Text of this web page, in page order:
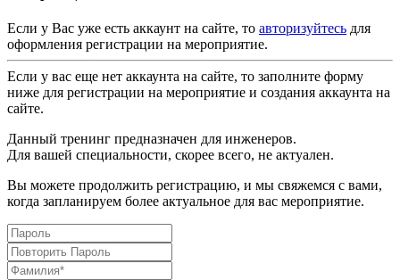
Если у Вас уже есть аккаунт на сайте, то авторизуйтесь для
оформления регистрации на мероприятие.
Если у вас еще нет аккаунта на сайте, то заполните форму
ниже для регистрации на мероприятие и создания аккаунта на
сайте.
Данный тренинг предназначен для инженеров.
Для вашей специальности, скорее всего, не актуален.
Вы можете продолжить регистрацию, и мы свяжемся с вами,
когда запланируем более актуальное для вас мероприятие.